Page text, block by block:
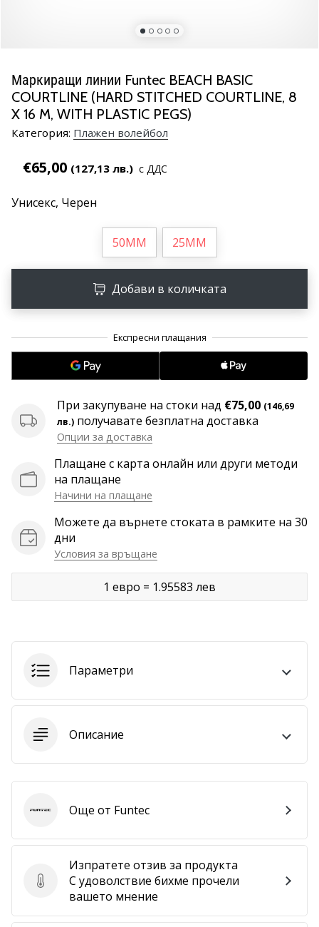
страст
като
нас?
Присъединете
като
амбасадор
марката.
•
Партньорска
WeplayVolleyball
ли
собствен
уебсайт,
блог,
Facebook
страница
или
дискусионен
Накарайте
ги
генерират
…
Покажи
всички
статии
Маркиращи линии Funtec BEACH BASIC
COURTLINE (HARD STITCHED COURTLINE, 8
X 16 M, WITH PLASTIC PEGS)
Категория: Плажен волейбол
€65,00 (127,13 лв.) с ДДС
Унисекс, Черен
50MM 25MM
Добави в количката
При закупуване на стоки над €75,00 (146,69
лв.) получавате безплатна доставка
Опции за доставка
Плащане с карта онлайн или други методи
на плащане
Начини на плащане
Можете да върнете стоката в рамките на 30
дни
Условия за връщане
1 евро = 1.95583 лев
Параметри
Описание
Изпратете отзив за продукта
Изпратете отзив за продукта
С удоволствие бихме прочели
вашето мнение
FuntecОще от Funtec